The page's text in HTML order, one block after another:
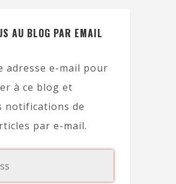
AU BLOG PAR EMAIL
adresse e-mail pour
à ce blog et
notifications de
par e-mail.